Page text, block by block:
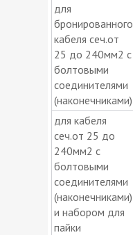
для
бронированного
кабеля сеч.от
25 до 240мм2 с
болтовыми
соединителями
(наконечниками)
для кабеля
сеч.от 25 до
240мм2 с
болтовыми
соединителями
(наконечниками)
и набором для
пайки